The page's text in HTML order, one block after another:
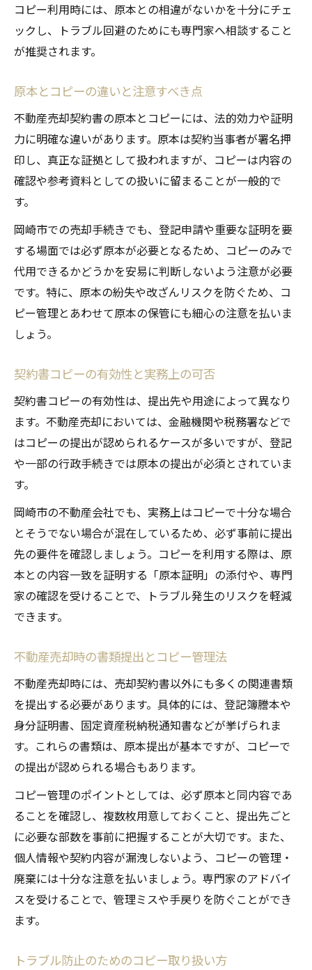
コピー利用時には、原本との相違がないかを十分にチェ
ックし、トラブル回避のためにも専門家へ相談すること
が推奨されます。
原本とコピーの違いと注意すべき点
不動産売却契約書の原本とコピーには、法的効力や証明
力に明確な違いがあります。原本は契約当事者が署名押
印し、真正な証拠として扱われますが、コピーは内容の
確認や参考資料としての扱いに留まることが一般的で
す。
岡崎市での売却手続きでも、登記申請や重要な証明を要
する場面では必ず原本が必要となるため、コピーのみで
代用できるかどうかを安易に判断しないよう注意が必要
です。特に、原本の紛失や改ざんリスクを防ぐため、コ
ピー管理とあわせて原本の保管にも細心の注意を払いま
しょう。
契約書コピーの有効性と実務上の可否
契約書コピーの有効性は、提出先や用途によって異なり
ます。不動産売却においては、金融機関や税務署などで
はコピーの提出が認められるケースが多いですが、登記
や一部の行政手続きでは原本の提出が必須とされていま
す。
岡崎市の不動産会社でも、実務上はコピーで十分な場合
とそうでない場合が混在しているため、必ず事前に提出
先の要件を確認しましょう。コピーを利用する際は、原
本との内容一致を証明する「原本証明」の添付や、専門
家の確認を受けることで、トラブル発生のリスクを軽減
できます。
不動産売却時の書類提出とコピー管理法
不動産売却時には、売却契約書以外にも多くの関連書類
を提出する必要があります。具体的には、登記簿謄本や
身分証明書、固定資産税納税通知書などが挙げられま
す。これらの書類は、原本提出が基本ですが、コピーで
の提出が認められる場合もあります。
コピー管理のポイントとしては、必ず原本と同内容であ
ることを確認し、複数枚用意しておくこと、提出先ごと
に必要な部数を事前に把握することが大切です。また、
個人情報や契約内容が漏洩しないよう、コピーの管理・
廃棄には十分な注意を払いましょう。専門家のアドバイ
スを受けることで、管理ミスや手戻りを防ぐことができ
ます。
トラブル防止のためのコピー取り扱い方